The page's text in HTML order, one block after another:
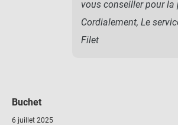
vous conseiller pour la
Cordialement, Le
Filet
Buchet
6 juillet 2025